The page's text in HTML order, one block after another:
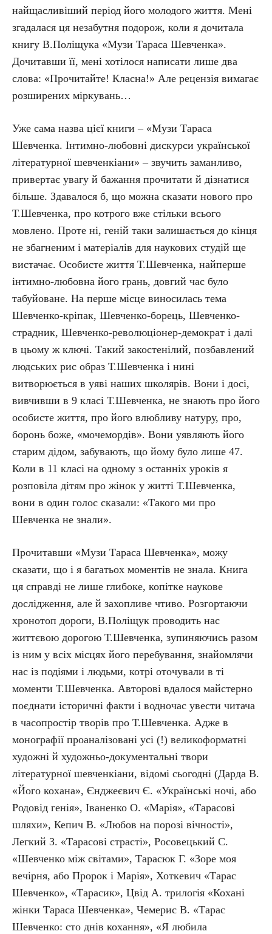
найщасливіший період його молодого життя. Мені
згадалася ця незабутня подорож, коли я дочитала
книгу В.Поліщука «Музи Тараса Шевченка».
Дочитавши її, мені хотілося написати лише два
слова: «Прочитайте! Класна!» Але рецензія вимагає
розширених міркувань…
Уже сама назва цієї книги – «Музи Тараса
Шевченка. Інтимно-любовні дискурси української
літературної шевченкіани» – звучить заманливо,
привертає увагу й бажання прочитати й дізнатися
більше. Здавалося б, що можна сказати нового про
Т.Шевченка, про котрого вже стільки всього
мовлено. Проте ні, геній таки залишається до кінця
не збагненим і матеріалів для наукових студій ще
вистачає. Особисте життя Т.Шевченка, найперше
інтимно-любовна його грань, довгий час було
табуйоване. На перше місце виносилась тема
Шевченко-кріпак, Шевченко-борець, Шевченко-
страдник, Шевченко-революціонер-демократ і далі
в цьому ж ключі. Такий закостенілий, позбавлений
людських рис образ Т.Шевченка і нині
витворюється в уяві наших школярів. Вони і досі,
вивчивши в 9 класі Т.Шевченка, не знають про його
особисте життя, про його влюбливу натуру, про,
боронь боже, «мочемордів». Вони уявляють його
старим дідом, забувають, що йому було лише 47.
Коли в 11 класі на одному з останніх уроків я
розповіла дітям про жінок у житті Т.Шевченка,
вони в один голос сказали: «Такого ми про
Шевченка не знали».
Прочитавши «Музи Тараса Шевченка», можу
сказати, що і я багатьох моментів не знала. Книга
ця справді не лише глибоке, копітке наукове
дослідження, але й захопливе чтиво. Розгортаючи
хронотоп дороги, В.Поліщук проводить нас
життєвою дорогою Т.Шевченка, зупиняючись разом
із ним у всіх місцях його перебування, знайомлячи
нас із подіями і людьми, котрі оточували в ті
моменти Т.Шевченка. Авторові вдалося майстерно
поєднати історичні факти і водночас увести читача
в часопростір творів про Т.Шевченка. Адже в
монографії проаналізовані усі (!) великоформатні
художні й художньо-документальні твори
літературної шевченкіани, відомі сьогодні (Дарда В.
«Його кохана», Єнджеєвич Є. «Українські ночі, або
Родовід генія», Іваненко О. «Марія», «Тарасові
шляхи», Кепич В. «Любов на порозі вічності»,
Легкий З. «Тарасові страсті», Росовецький С.
«Шевченко між світами», Тарасюк Г. «Зоре моя
вечірня, або Пророк і Марія», Хоткевич «Тарас
Шевченко», «Тарасик», Цвід А. трилогія «Кохані
жінки Тараса Шевченка», Чемерис В. «Тарас
Шевченко: сто днів кохання», «Я любила